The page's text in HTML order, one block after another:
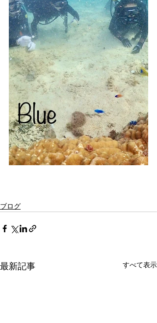
ブログ
最新記事 すべて表示